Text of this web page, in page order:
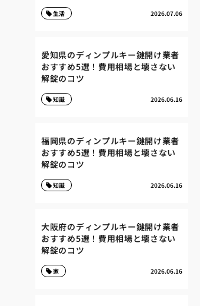
2026.07.06
生活
愛知県のディンプルキー鍵開け業者
おすすめ5選！費用相場と壊さない
解錠のコツ
2026.06.16
知識
福岡県のディンプルキー鍵開け業者
おすすめ5選！費用相場と壊さない
解錠のコツ
2026.06.16
知識
大阪府のディンプルキー鍵開け業者
おすすめ5選！費用相場と壊さない
解錠のコツ
2026.06.16
家